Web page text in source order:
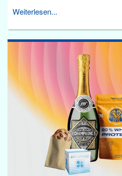
Weiterlesen...